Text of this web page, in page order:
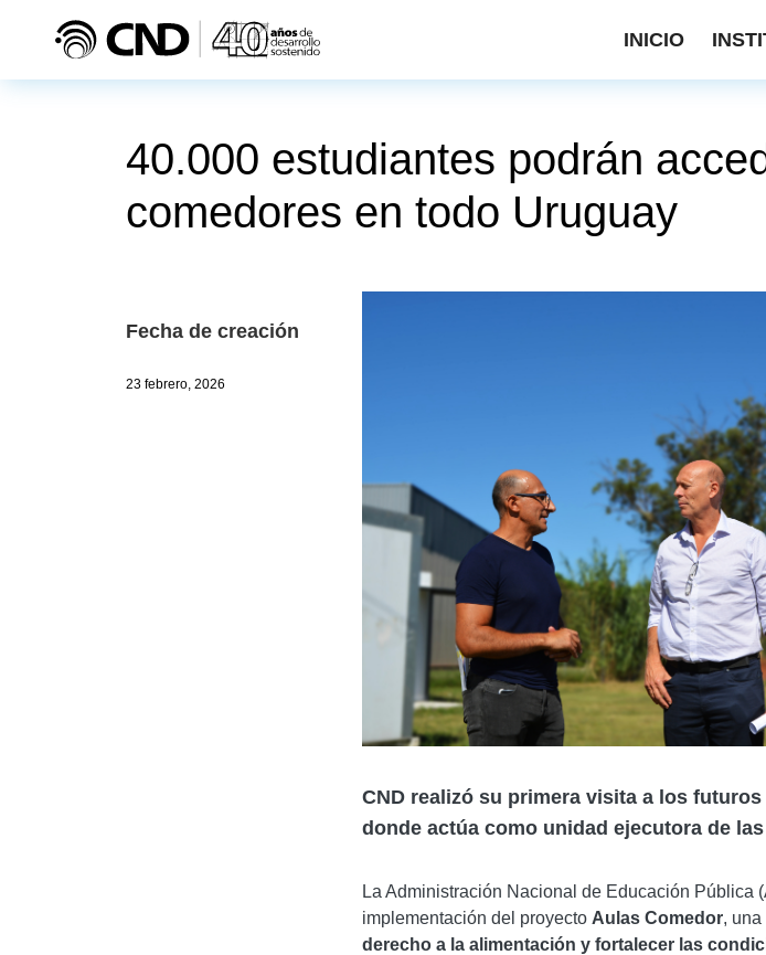
INICIO
40.000 estudiantes podrán
comedores en todo Uruguay
Fecha de creación
23 febrero, 2026
CND realizó su primera visita a los futuros
donde actúa como unidad ejecutora de
La Administración Nacional de Educación Pública
implementación del proyecto Aulas Comedor, una
derecho a la alimentación y fortalecer las